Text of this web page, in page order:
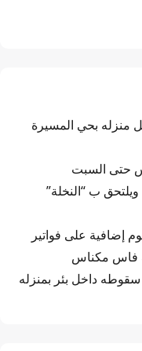
منزله بحي المسيرة
ب “النخلة”
إضافية على فواتير
فاس مكناس
داخل بئر بمنزله